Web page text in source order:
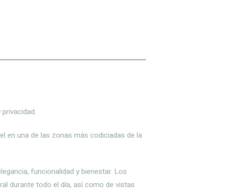
en una de las zonas más codiciadas de la
funcionalidad y bienestar. Los
durante todo el día, así como de vistas